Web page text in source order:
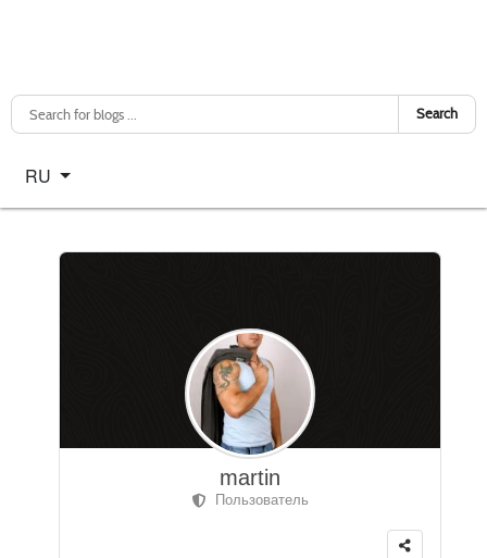
Search
Select your language
RU
martin
Пользователь